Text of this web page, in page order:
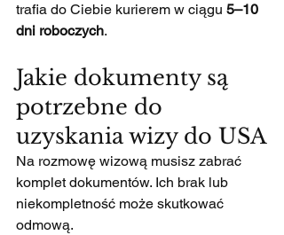
trafia do Ciebie kurierem w ciągu 5–10
dni roboczych.
Jakie dokumenty są
potrzebne do
uzyskania wizy do USA
Na rozmowę wizową musisz zabrać
komplet dokumentów. Ich brak lub
niekompletność może skutkować
odmową.